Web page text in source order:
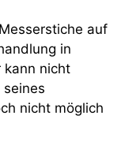
auf
in
kann nicht
nicht möglich